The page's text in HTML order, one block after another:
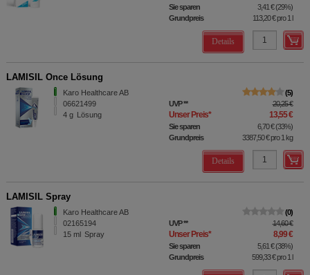
Sie sparen 3,41 €(29%)
Grundpreis
113,20 €pro 1 l
Details
LAMISIL Once Lösung
Karo Healthcare AB
06621499
4 g Lösung
5
UVP** 20,25 €
Unser Preis* 13,55 €
Sie sparen 6,70 €(33%)
Grundpreis
3387,50 €pro 1 kg
Details
LAMISIL Spray
Karo Healthcare AB
02165194
15 ml Spray
0
UVP** 14,60 €
Unser Preis* 8,99 €
Sie sparen 5,61 €(38%)
Grundpreis
599,33 €pro 1 l